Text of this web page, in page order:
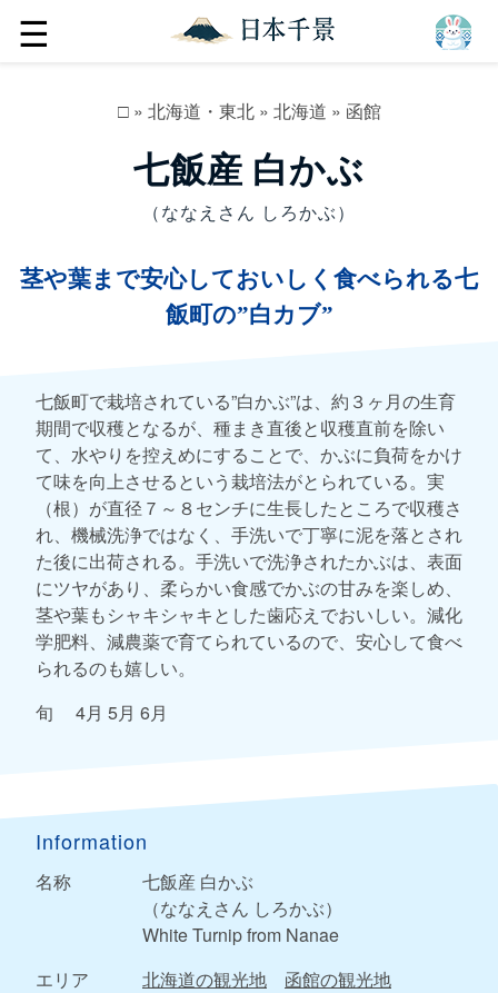
☰
□» 北海道・東北» 北海道 » 函館
七飯産 白かぶ
（ななえさん しろかぶ）
茎や葉まで安心しておいしく食べられる七
飯町の”白カブ”
七飯町で栽培されている”白かぶ”は、約３ヶ月の生育
期間で収穫となるが、種まき直後と収穫直前を除い
て、水やりを控えめにすることで、かぶに負荷をかけ
て味を向上させるという栽培法がとられている。実
（根）が直径７～８センチに生長したところで収穫さ
れ、機械洗浄ではなく、手洗いで丁寧に泥を落とされ
た後に出荷される。手洗いで洗浄されたかぶは、表面
にツヤがあり、柔らかい食感でかぶの甘みを楽しめ、
茎や葉もシャキシャキとした歯応えでおいしい。減化
学肥料、減農薬で育てられているので、安心して食べ
られるのも嬉しい。
旬 4月 5月 6月
Information
名称
七飯産 白かぶ
（ななえさん しろかぶ）
White Turnip from Nanae
エリア
北海道の観光地
函館の観光地